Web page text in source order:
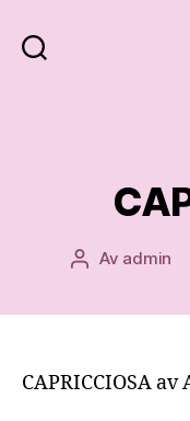
Av admin
CAPRICCIOSA